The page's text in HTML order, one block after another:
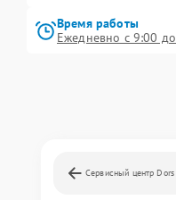
Время работы
Ежедневно с 9:00
Сервисный центр Dors